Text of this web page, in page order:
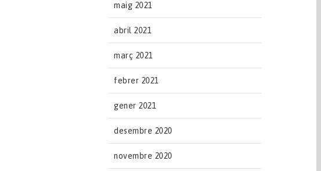
maig 2021
abril 2021
març 2021
febrer 2021
gener 2021
desembre 2020
novembre 2020